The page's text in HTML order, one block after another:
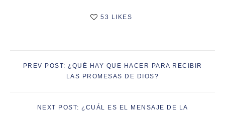
53 LIKES
PREV POST: ¿QUÉ HAY QUE HACER PARA RECIBIR
LAS PROMESAS DE DIOS?
NEXT POST: ¿CUÁL ES EL MENSAJE DE LA